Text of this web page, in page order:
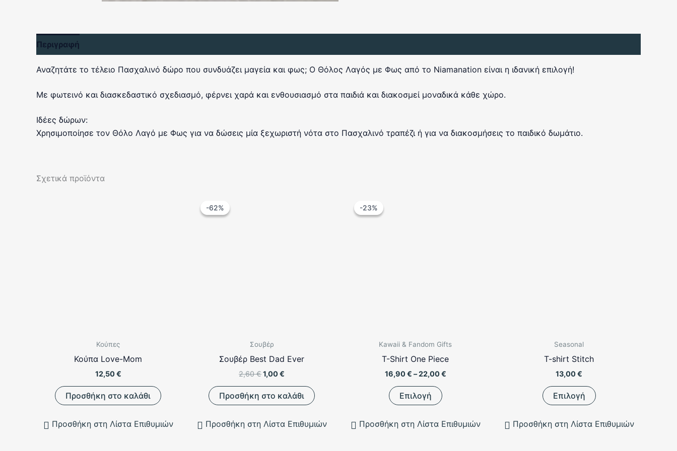
Περιγραφή
Αναζητάτε το τέλειο Πασχαλινό δώρο που συνδυάζει μαγεία και φως; Ο Θόλος Λαγός με Φως από το Niamanation είναι η ιδανική επιλογή!
Με φωτεινό και διασκεδαστικό σχεδιασμό, φέρνει χαρά και ενθουσιασμό στα παιδιά και διακοσμεί μοναδικά κάθε χώρο.
Ιδέες δώρων:
Χρησιμοποίησε τον Θόλο Λαγό με Φως για να δώσεις μία ξεχωριστή νότα στο Πασχαλινό τραπέζι ή για να διακοσμήσεις το παιδικό δωμάτιο.
Σχετικά προϊόντα
Κούπες
Κούπα Love-Mom
12,50€
Προσθήκη στο καλάθι
Προσθήκη στη Λίστα Επιθυμιών
-62%
-62%
Σουβέρ
Σουβέρ Best Dad Ever
2,60€Original
2,60 €.
1,00€
τιμή
είναι:
Προσθήκη στο καλάθι
Προσθήκη στη Λίστα Επιθυμιών
-23%
-23%
Kawaii & Fandom Gifts
T-Shirt One Piece
16,90€ – 22,00€Price
Επιλογή
το
έχει
Προσθήκη στη Λίστα Επιθυμιών
Seasonal
T-shirt Stitch
13,00€
Επιλογή
το
έχει
Προσθήκη στη Λίστα Επιθυμιών